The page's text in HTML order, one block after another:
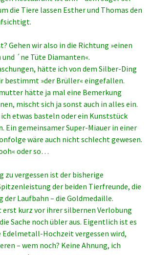
die Tiere lassen Esther und Thomas den
Gehen wir also in die Richtung »einen
´ne Tüte Diamanten«.
hätte ich von dem Silber-Ding
bestimmt »der Brüller« eingefallen.
hätte ja mal eine Bemerkung
mischt sich ja sonst auch in alles ein.
etwas basteln oder ein Kunststück
Ein gemeinsamer Super-Miauer in einer
wäre auch nicht schlecht gewesen.
oder so…
zu vergessen ist der bisherige
der beiden Tierfreunde, die
der Laufbahn – die Goldmedaille.
kurz vor ihrer silbernen Verlobung
Sache noch übler aus. Eigentlich ist es
Edelmetall-Hochzeit vergessen wird,
– wem noch? Keine Ahnung, ich